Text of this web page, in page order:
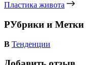
Пластика живота
РУбрики и Метки
В Тенденции